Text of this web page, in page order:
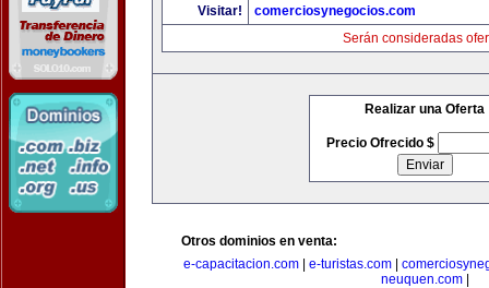
Visitar!
comerciosynegocios.com
Serán consideradas
Realizar una Oferta
Precio Ofrecido $
Otros dominios en venta:
e-capacitacion.com
e-turistas.com
neuquen.com|